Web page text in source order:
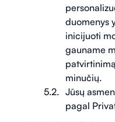
duomenys
inicijuoti
gauname
minučių.
Jūsų
pagal